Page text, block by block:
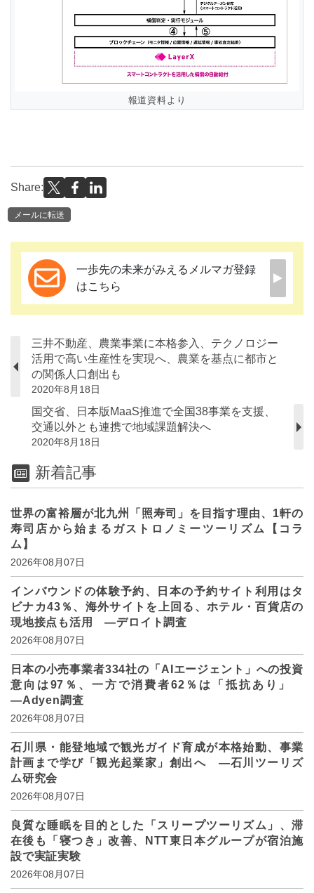
報道資料より
Share:
メールに転送
一歩先の未来がみえるメルマガ登録
はこちら
三井不動産、農業事業に本格参入、テクノロジー
活用で高い生産性を実現へ、農業を基点に都市と
の関係人口創出も
2020年8月18日
国交省、日本版MaaS推進で全国38事業を支援、
交通以外とも連携で地域課題解決へ
2020年8月18日
新着記事
世界の富裕層が北九州「照寿司」を目指す理由、1軒の
寿司店から始まるガストロノミーツーリズム【コラ
ム】
2026年08月07日
インバウンドの体験予約、日本の予約サイト利用はタ
ビナカ43％、海外サイトを上回る、ホテル・百貨店の
現地接点も活用 ―デロイト調査
2026年08月07日
日本の小売事業者334社の「AIエージェント」への投資
意向は97％、一方で消費者62％は「抵抗あり」
―Adyen調査
2026年08月07日
石川県・能登地域で観光ガイド育成が本格始動、事業
計画まで学び「観光起業家」創出へ ―石川ツーリズ
ム研究会
2026年08月07日
良質な睡眠を目的とした「スリープツーリズム」、滞
在後も「寝つき」改善、NTT東日本グループが宿泊施
設で実証実験
2026年08月07日